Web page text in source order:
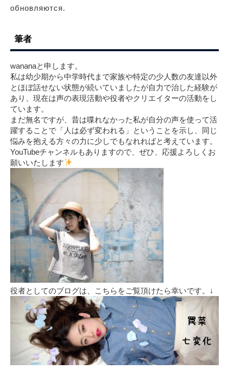
обновляются.
筆者
wananaと申します。
私は幼少期から中学時代まで家族や特定の少人数の友達以外
とほぼ話せない状態が続いていましたが自力で治した経験が
あり、現在は声の表現活動や役者やクリエイターの活動をし
ています。
まだ無名ですが、昔は喋れなかった私が自分の声を使って活
躍することで「人は必ず変われる」ということを示し、同じ
悩みを抱える方々の力に少しでもなれればと考えています。
YouTubeチャンネルもありますので、ぜひ、応援よろしくお
願いいたします
役者としてのブログは、こちらをご覧頂けたら幸いです。↓